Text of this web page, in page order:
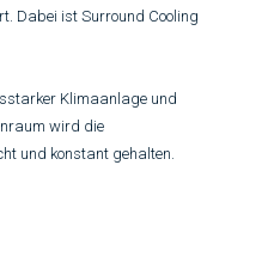
Dabei ist Surround Cooling
Klimaanlage und
wird die
und konstant gehalten.